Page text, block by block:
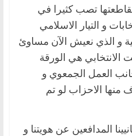
تصب كثيرا في
و التيار الاسلامي
و الذي نعيش الآن مساوئ
الانتخابي هي الورقة
العمل الجمعوي و
منها الاحزاب لو تم
المدافعين عن هويتنا و